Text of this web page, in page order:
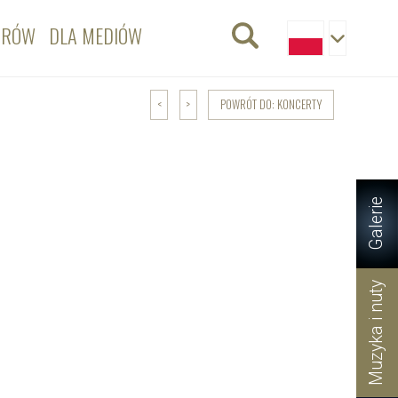
Galerie
Muzyka i nuty
DLA MEDIÓW
< > POWRÓT DO: KONCERTY